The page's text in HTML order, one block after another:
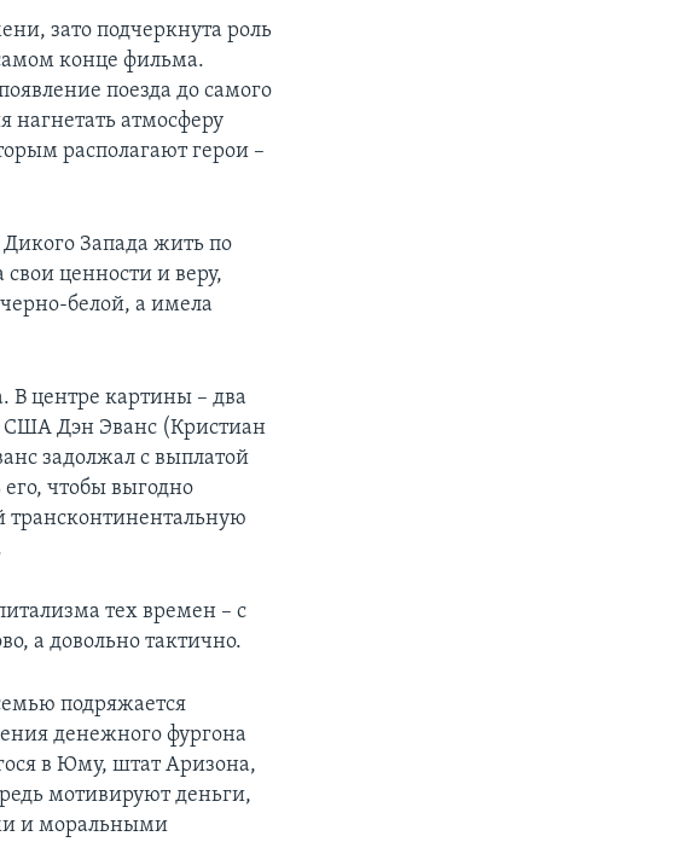
зато подчеркнута роль
конце фильма.
поезда до самого
нагнетать атмосферу
располагают герои –
Дикого Запада жить по
ценности и веру,
белой, а имела
центре картины – два
США Дэн Эванс (Кристиан
задолжал с выплатой
чтобы выгодно
тех времен – с
а довольно тактично.
подряжается
денежного фургона
в Юму, штат Аризона,
мотивируют деньги,
и моральными